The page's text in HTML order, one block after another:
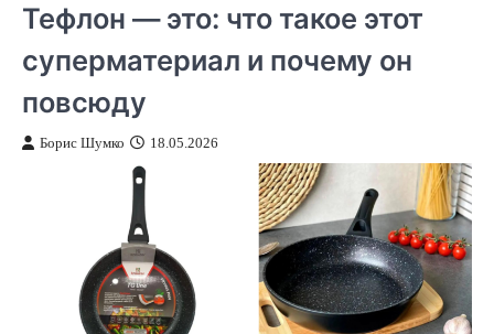
Тефлон — это: что такое этот
суперматериал и почему он
повсюду
Борис Шумко 18.05.2026